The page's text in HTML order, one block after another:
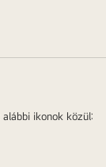
ikonok közül: